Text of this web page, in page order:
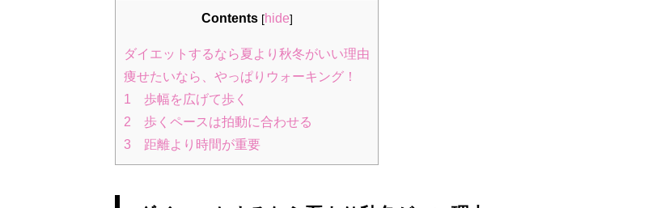
Contents [hide]
ダイエットするなら夏より秋冬がいい理由
痩せたいなら、やっぱりウォーキング！
1 歩幅を広げて歩く
2 歩くペースは拍動に合わせる
3 距離より時間が重要